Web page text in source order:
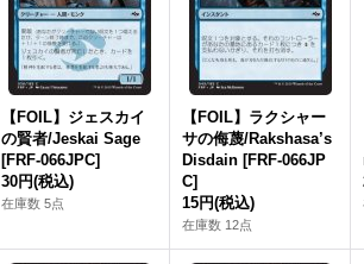
【FOIL】ジェスカイ
の賢者/Jeskai Sage
[FRF-066JPC]
30円(税込)
在庫数 5点
【FOIL】ラクシャー
サの侮蔑/Rakshasa’s
Disdain [FRF-066JP
C]
15円(税込)
在庫数 12点